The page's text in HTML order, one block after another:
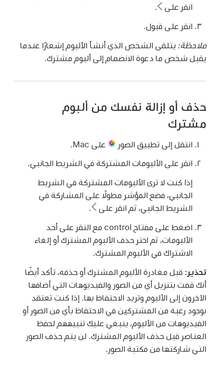
انقر على
انقر على قبول.
ملاحظة: يتلقى الشخص الذي أنشأ الألبوم إشعارًا عندما
يقبل شخص ما دعوة الانضمام إلى ألبوم مشترك.
حذف أو إزالة نفسك من ألبوم
مشترك
انتقل إلى تطبيق الصور على Mac.
انقر على الألبومات المشتركة في الشريط الجانبي.
إذا كنت لا ترى الألبومات المشتركة في الشريط
الجانبي، فضع المؤشر مطولًا على المشاركة في
الشريط الجانبي، ثم انقر على
اضغط على مفتاح control مع النقر على أحد
الألبومات، ثم اختر حذف الألبوم المشترك أو إلغاء
الاشتراك في الألبوم المشترك.
تحذير: قبل مغادرة الألبوم المشترك أو حذفه، تأكد أيضًا
أنك قمت بتنزيل أي من الصور والفيديوهات التي أضافها
الآخرون إلى الألبوم وتريد الاحتفاظ بها. إذا كنت تعتقد
بوجود رغبة من المشتركين في الاحتفاظ بأي من الصور أو
الفيديوهات من الألبوم، ينبغي عليك تنبيههم لحفظ
العناصر قبل حذف الألبوم المشترك. لن يتم حذف الصور
التي شاركتها من مكتبة الصور.